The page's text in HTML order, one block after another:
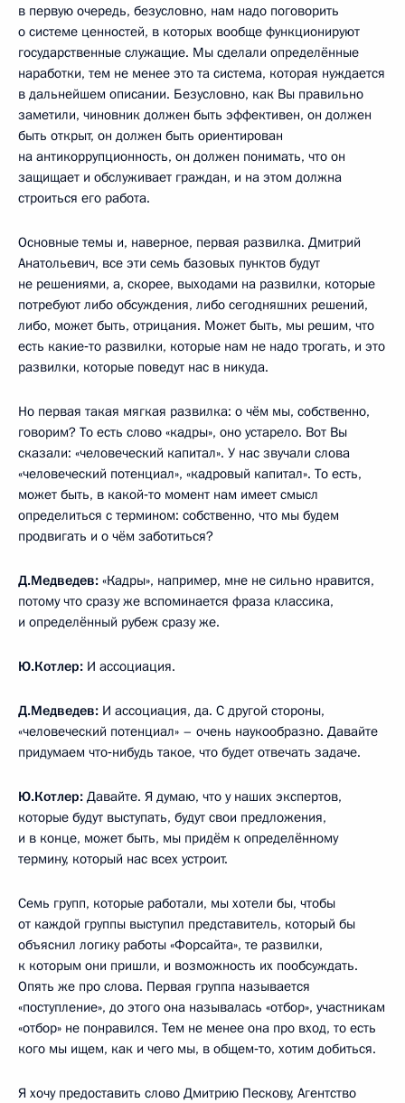
в первую очередь, безусловно, нам надо поговорить
о системе ценностей, в которых вообще функционируют
государственные служащие. Мы сделали определённые
наработки, тем не менее это та система, которая нуждается
в дальнейшем описании. Безусловно, как Вы правильно
заметили, чиновник должен быть эффективен, он должен
быть открыт, он должен быть ориентирован
на антикоррупционность, он должен понимать, что он
защищает и обслуживает граждан, и на этом должна
строиться его работа.
Основные темы и, наверное, первая развилка. Дмитрий
Анатольевич, все эти семь базовых пунктов будут
не решениями, а, скорее, выходами на развилки, которые
потребуют либо обсуждения, либо сегодняшних решений,
либо, может быть, отрицания. Может быть, мы решим, что
есть какие‑то развилки, которые нам не надо трогать, и это
развилки, которые поведут нас в никуда.
Но первая такая мягкая развилка: о чём мы, собственно,
говорим? То есть слово «кадры», оно устарело. Вот Вы
сказали: «человеческий капитал». У нас звучали слова
«человеческий потенциал», «кадровый капитал». То есть,
может быть, в какой‑то момент нам имеет смысл
определиться с термином: собственно, что мы будем
продвигать и о чём заботиться?
Д.Медведев: «Кадры», например, мне не сильно нравится,
потому что сразу же вспоминается фраза классика,
и определённый рубеж сразу же.
Ю.Котлер: И ассоциация.
Д.Медведев: И ассоциация, да. С другой стороны,
«человеческий потенциал» – очень наукообразно. Давайте
придумаем что‑нибудь такое, что будет отвечать задаче.
Ю.Котлер: Давайте. Я думаю, что у наших экспертов,
которые будут выступать, будут свои предложения,
и в конце, может быть, мы придём к определённому
термину, который нас всех устроит.
Семь групп, которые работали, мы хотели бы, чтобы
от каждой группы выступил представитель, который бы
объяснил логику работы «Форсайта», те развилки,
к которым они пришли, и возможность их пообсуждать.
Опять же про слова. Первая группа называется
«поступление», до этого она называлась «отбор», участникам
«отбор» не понравился. Тем не менее она про вход, то есть
кого мы ищем, как и чего мы, в общем‑то, хотим добиться.
Я хочу предоставить слово Дмитрию Пескову, Агентство